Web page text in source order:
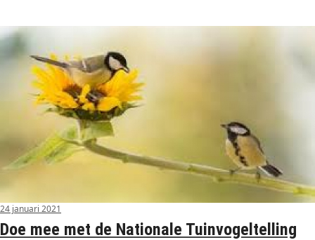
24 januari 2021
Doe mee met de Nationale Tuinvogeltelling